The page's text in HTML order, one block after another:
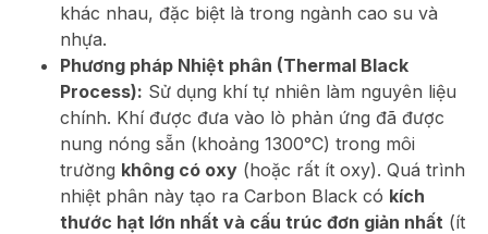
khác nhau, đặc biệt là trong ngành cao su và
nhựa.
Phương pháp Nhiệt phân (Thermal Black
Process): Sử dụng khí tự nhiên làm nguyên liệu
chính. Khí được đưa vào lò phản ứng đã được
nung nóng sẵn (khoảng 1300°C) trong môi
trường không có oxy (hoặc rất ít oxy). Quá trình
nhiệt phân này tạo ra Carbon Black có kích
thước hạt lớn nhất và cấu trúc đơn giản nhất (ít